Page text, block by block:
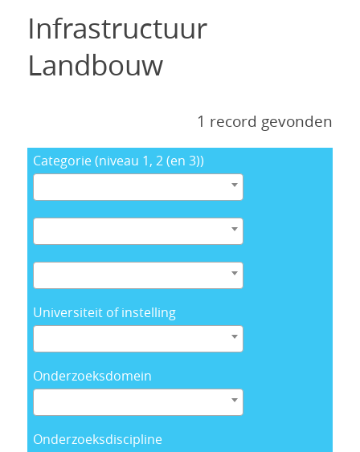
Infrastructuur
Landbouw
1 record gevonden
Categorie (niveau 1, 2 (en 3))
Universiteit of instelling
Onderzoeksdomein
Onderzoeksdiscipline